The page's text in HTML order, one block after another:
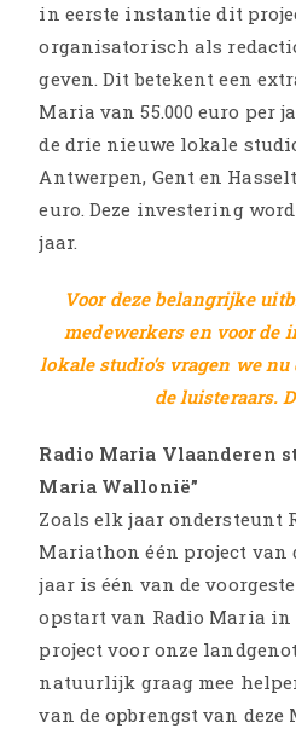
in eerste instantie dit
organisatorisch als
geven. Dit betekent een
Maria van 55.000 euro per
de drie nieuwe lokale
Antwerpen, Gent en
euro. Deze investering
jaar.
Voor deze belangrijke
medewerkers en voor de
lokale studio’s vragen we
de luisteraars.
Radio Maria Vlaanderen
Maria Wallonië”
Zoals elk jaar ondersteunt
Mariathon één project van
jaar is één van de
opstart van Radio Maria
project voor onze
natuurlijk graag mee
van de opbrengst van